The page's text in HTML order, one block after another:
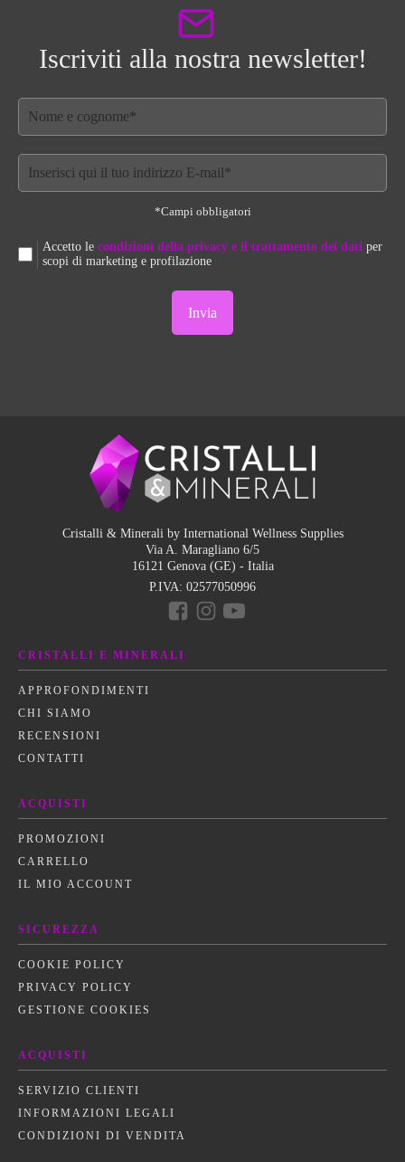
Iscriviti alla nostra newsletter!
*Campi obbligatori
Accetto le condizioni della privacy e il trattamento dei dati per
scopi di marketing e profilazione
Cristalli & Minerali by International Wellness Supplies
Via A. Maragliano 6/5
16121 Genova (GE) - Italia
P.IVA: 02577050996
CRISTALLI E MINERALI
APPROFONDIMENTI
CHI SIAMO
RECENSIONI
CONTATTI
ACQUISTI
PROMOZIONI
CARRELLO
IL MIO ACCOUNT
SICUREZZA
COOKIE POLICY
PRIVACY POLICY
GESTIONE COOKIES
ACQUISTI
SERVIZIO CLIENTI
INFORMAZIONI LEGALI
CONDIZIONI DI VENDITA